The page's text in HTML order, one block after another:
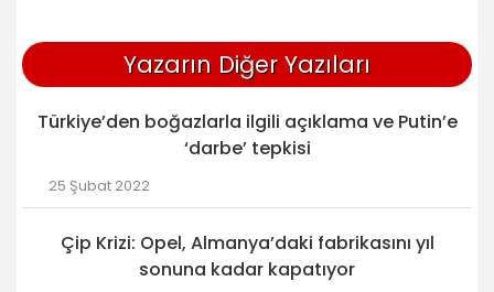
Yazarın Diğer Yazıları
Türkiye’den boğazlarla ilgili açıklama ve Putin’e
‘darbe’ tepkisi
25 Şubat 2022
Çip Krizi: Opel, Almanya’daki fabrikasını yıl
sonuna kadar kapatıyor